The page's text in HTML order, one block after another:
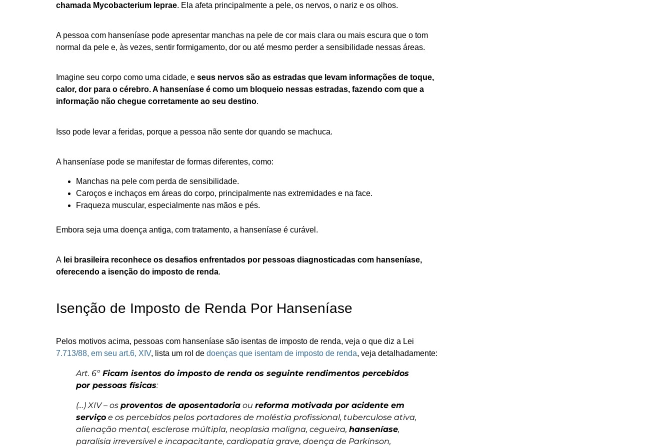
chamada Mycobacterium leprae. Ela afeta principalmente a pele, os nervos, o nariz e os olhos.
A pessoa com hanseníase pode apresentar manchas na pele de cor mais clara ou mais escura que o tom
normal da pele e, às vezes, sentir formigamento, dor ou até mesmo perder a sensibilidade nessas áreas.
Imagine seu corpo como uma cidade, e seus nervos são as estradas que levam informações de toque,
calor, dor para o cérebro. A hanseníase é como um bloqueio nessas estradas, fazendo com que a
informação não chegue corretamente ao seu destino.
Isso pode levar a feridas, porque a pessoa não sente dor quando se machuca.
A hanseníase pode se manifestar de formas diferentes, como:
Manchas na pele com perda de sensibilidade.
Caroços e inchaços em áreas do corpo, principalmente nas extremidades e na face.
Fraqueza muscular, especialmente nas mãos e pés.
Embora seja uma doença antiga, com tratamento, a hanseníase é curável.
A lei brasileira reconhece os desafios enfrentados por pessoas diagnosticadas com hanseníase,
oferecendo a isenção do imposto de renda.
Isenção de Imposto de Renda Por Hanseníase
Pelos motivos acima, pessoas com hanseníase são isentas de imposto de renda, veja o que diz a Lei
7.713/88, em seu art.6, XIV, lista um rol de doenças que isentam de imposto de renda, veja detalhadamente:
Art. 6ºFicam isentos do imposto de renda os seguinte rendimentos percebidos
por pessoas físicas:
(…) XIV – os proventos de aposentadoria ou reforma motivada por acidente em
serviço e os percebidos pelos portadores de moléstia profissional, tuberculose ativa,
alienação mental, esclerose múltipla, neoplasia maligna, cegueira, hanseníase,
paralisia irreversível e incapacitante, cardiopatia grave, doença de Parkinson,